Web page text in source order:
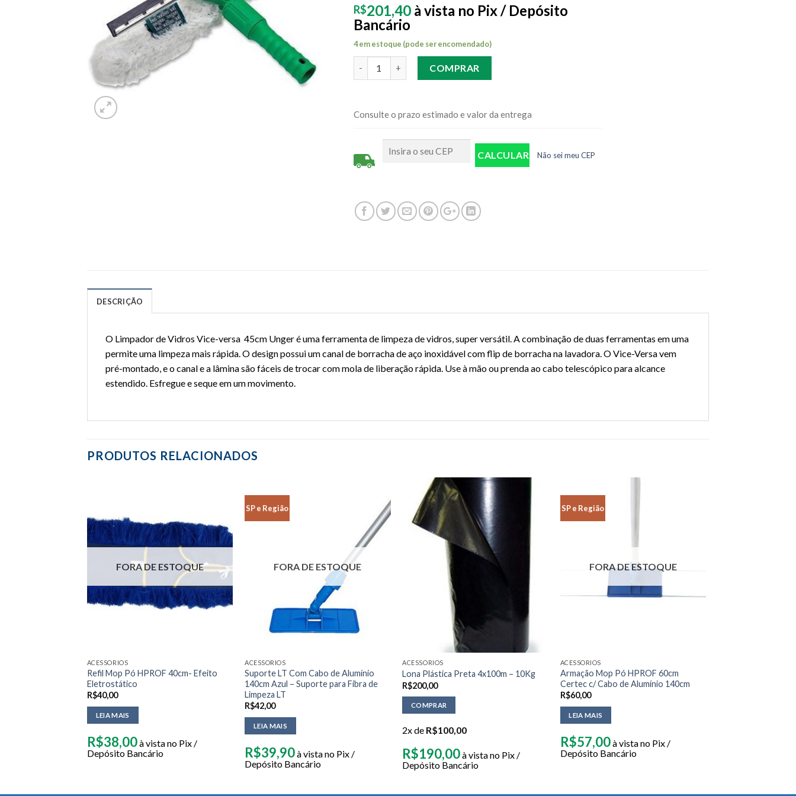
R$201,40 à vista no Pix / Depósito
Bancário
4 em estoque (pode ser encomendado)
COMPRAR
Consulte o prazo estimado e valor da entrega
Não sei meu CEP
DESCRIÇÃO
O Limpador de Vidros Vice-versa 45cm Unger é uma ferramenta de limpeza de vidros, super versátil. A combinação de duas ferramentas em uma
permite uma limpeza mais rápida. O design possui um canal de borracha de aço inoxidável com flip de borracha na lavadora. O Vice-Versa vem
pré-montado, e o canal e a lâmina são fáceis de trocar com mola de liberação rápida. Use à mão ou prenda ao cabo telescópico para alcance
estendido. Esfregue e seque em um movimento.
PRODUTOS RELACIONADOS
FORA DE ESTOQUE
ACESSORIOS
Refil Mop Pó HPROF 40cm- Efeito
Eletrostático
R$40,00
LEIA MAIS
R$38,00à vista no Pix /
Depósito Bancário
SP e Região
FORA DE ESTOQUE
ACESSORIOS
Suporte LT Com Cabo de Alumínio
140cm Azul – Suporte para Fibra de
Limpeza LT
R$42,00
LEIA MAIS
R$39,90à vista no Pix /
Depósito Bancário
ACESSORIOS
Lona Plástica Preta 4x100m – 10Kg
R$200,00
COMPRAR
2x de R$100,00
R$190,00à vista no Pix /
Depósito Bancário
SP e Região
FORA DE ESTOQUE
ACESSORIOS
Armação Mop Pó HPROF 60cm
Certec c/ Cabo de Alumínio 140cm
R$60,00
LEIA MAIS
R$57,00à vista no Pix /
Depósito Bancário